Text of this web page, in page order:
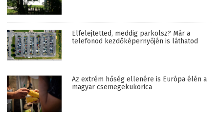
Elfelejtetted, meddig parkolsz? Már a
telefonod kezdőképernyőjén is láthatod
Az extrém hőség ellenére is Európa élén a
magyar csemegekukorica